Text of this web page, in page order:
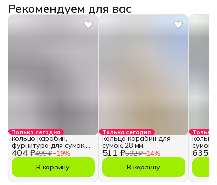
Рекомендуем для вас
Только сегодня
404 ₽499 ₽−19%
кольцо карабин,
фурнитура для сумок,
28 мм.
В корзину
Только сегодня
511 ₽592 ₽−14%
кольцо карабин для
сумок, 28 мм.
В корзину
Только
635 ₽
сумок,